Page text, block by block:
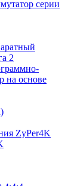
серии
2
на основе
ZyPer4K